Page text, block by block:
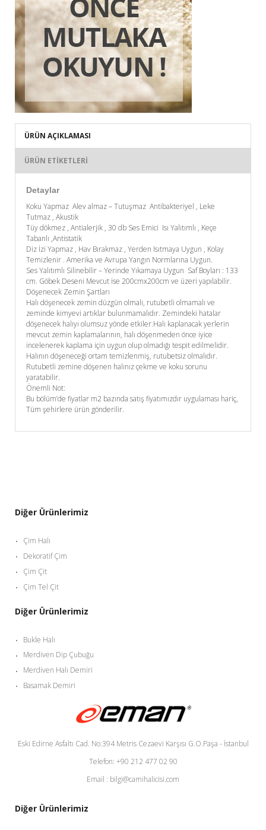
ÜRÜN AÇIKLAMASI
ÜRÜN ETIKETLERI
Detaylar
Koku Yapmaz Alev almaz – Tutuşmaz Antibakteriyel , Leke
Tutmaz , Akustik
Tüy dökmez , Antialerjik , 30 db Ses Emici Isı Yalıtımlı , Keçe
Tabanlı ,Antistatik
Diz İzi Yapmaz , Hav Bırakmaz , Yerden Isıtmaya Uygun , Kolay
Temizlenir . Amerika ve Avrupa Yangın Normlarına Uygun.
Ses Yalıtımlı Silinebilir – Yerinde Yıkamaya Uygun Saf Boyları : 133
cm. Göbek Deseni Mevcut ise 200cmx200cm ve üzeri yapılabilir.
Döşenecek Zemin Şartları
Halı döşenecek zemin düzgün olmalı, rutubetli olmamalı ve
zeminde kimyevi artıklar bulunmamalıdır. Zemindeki hatalar
döşenecek halıyı olumsuz yönde etkiler.Halı kaplanacak yerlerin
mevcut zemin kaplamalarının, halı döşenmeden önce iyice
incelenerek kaplama için uygun olup olmadığı tespit edilmelidir.
Halının döşeneceği ortam temizlenmiş, rutubetsiz olmalıdır.
Rutubetli zemine döşenen halınız çekme ve koku sorunu
yaratabilir.
Önemli Not:
Bu bölüm’de fiyatlar m2 bazında satış fiyatımızdır uygulaması hariç,
Tüm şehirlere ürün gönderilir.
Diğer Ürünlerimiz
Çim Halı
Dekoratif Çim
Çim Çit
Çim Tel Çit
Diğer Ürünlerimiz
Bukle Halı
Merdiven Dip Çubuğu
Merdiven Halı Demiri
Basamak Demiri
Eski Edirne Asfaltı Cad. No:394 Metris Cezaevi Karşısı G.O.Paşa - İstanbul
Telefon: +90 212 477 02 90
Email : bilgi@camihalicisi.com
Diğer Ürünlerimiz